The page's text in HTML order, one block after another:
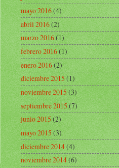
mayo 2016(4)
abril 2016(2)
marzo 2016(1)
febrero 2016(1)
enero 2016(2)
diciembre 2015(1)
noviembre 2015(3)
septiembre 2015(7)
junio 2015(2)
mayo 2015(3)
diciembre 2014(4)
noviembre 2014(6)